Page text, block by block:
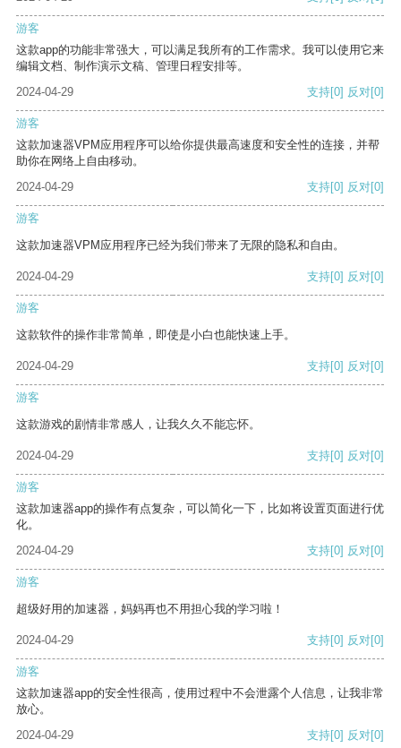
游客
这款app的功能非常强大，可以满足我所有的工作需求。我可以使用它来
编辑文档、制作演示文稿、管理日程安排等。
2024-04-29
支持[0] 反对[0]
游客
这款加速器VPM应用程序可以给你提供最高速度和安全性的连接，并帮
助你在网络上自由移动。
2024-04-29
支持[0] 反对[0]
游客
这款加速器VPM应用程序已经为我们带来了无限的隐私和自由。
2024-04-29 支持[0] 反对[0]
游客
这款软件的操作非常简单，即使是小白也能快速上手。
2024-04-29 支持[0] 反对[0]
游客
这款游戏的剧情非常感人，让我久久不能忘怀。
2024-04-29 支持[0] 反对[0]
游客
这款加速器app的操作有点复杂，可以简化一下，比如将设置页面进行优
化。
2024-04-29
支持[0] 反对[0]
游客
超级好用的加速器，妈妈再也不用担心我的学习啦！
2024-04-29 支持[0] 反对[0]
游客
这款加速器app的安全性很高，使用过程中不会泄露个人信息，让我非常
放心。
2024-04-29
支持[0] 反对[0]